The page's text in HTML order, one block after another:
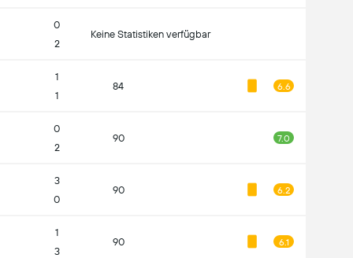
0
2
Keine Statistiken verfügbar
1
1
84 6.6
0
2
90 7.0
3
0
90 6.2
1
3
90 6.1